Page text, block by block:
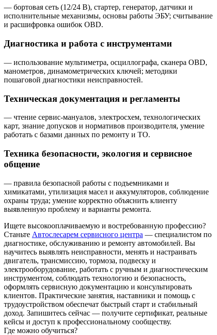
— бортовая сеть (12/24 В), стартер, генератор, датчики и
исполнительные механизмы, основы работы ЭБУ; считывание
и расшифровка ошибок OBD.
Диагностика и работа с инструментами
— использование мультиметра, осциллографа, сканера OBD,
манометров, динамометрических ключей; методики
пошаговой диагностики неисправностей.
Техническая документация и регламенты
— чтение сервис-мануалов, электросхем, технологических
карт, знание допусков и нормативов производителя, умение
работать с базами данных по ремонту и ТО.
Техника безопасности, экология и сервисное
общение
— правила безопасной работы с подъемниками и
химикатами, утилизация масел и аккумуляторов, соблюдение
охраны труда; умение корректно объяснить клиенту
выявленную проблему и варианты ремонта.
Ищете высокооплачиваемую и востребованную профессию?
Станьте Автослесарем сервисного центра — специалистом по
диагностике, обслуживанию и ремонту автомобилей. Вы
научитесь выявлять неисправности, менять и настраивать
двигатель, трансмиссию, тормоза, подвеску и
электрооборудование, работать с ручным и диагностическим
инструментом, соблюдать технологию и безопасность,
оформлять сервисную документацию и консультировать
клиентов. Практические занятия, наставники и помощь с
трудоустройством обеспечат быстрый старт и стабильный
доход. Запишитесь сейчас — получите сертификат, реальные
кейсы и доступ к профессиональному сообществу.
Где можно обучиться?